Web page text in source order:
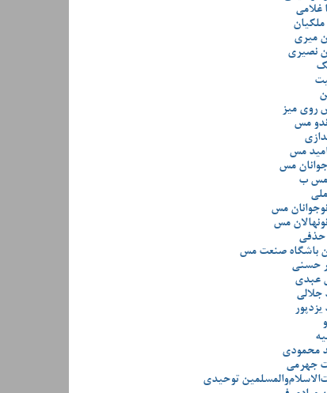
غلامی
ملکیان
میری
نصیری
روی میز
مس
مس
مس
مس ب
مس
مس
حذفی
باشگاه صنعت مس
حسنی
عبدی
جلالی
یزدپور
محمودی
جهرمی
توحیدی